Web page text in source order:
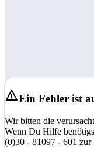
Ein Fehler ist
Wir bitten die
Wenn Du Hilfe
(0)30 - 81097 - 601 zur